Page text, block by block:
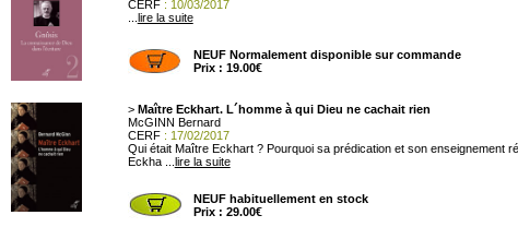
CERF: 10/03/2017
lire la suite
NEUF Normalement disponible sur commande
Prix : 19.00€
> Maître Eckhart. L´homme à qui Dieu ne cachait rien
McGINN Bernard
CERF: 17/02/2017
Qui était Maître Eckhart ? Pourquoi sa prédication et son
Eckha ... lire la suite
NEUF habituellement en stock
Prix : 29.00€